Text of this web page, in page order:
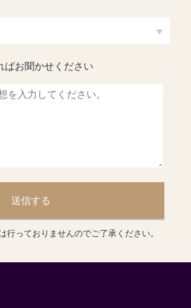
ばお聞かせください
送信する
っておりませんのでご了承ください。